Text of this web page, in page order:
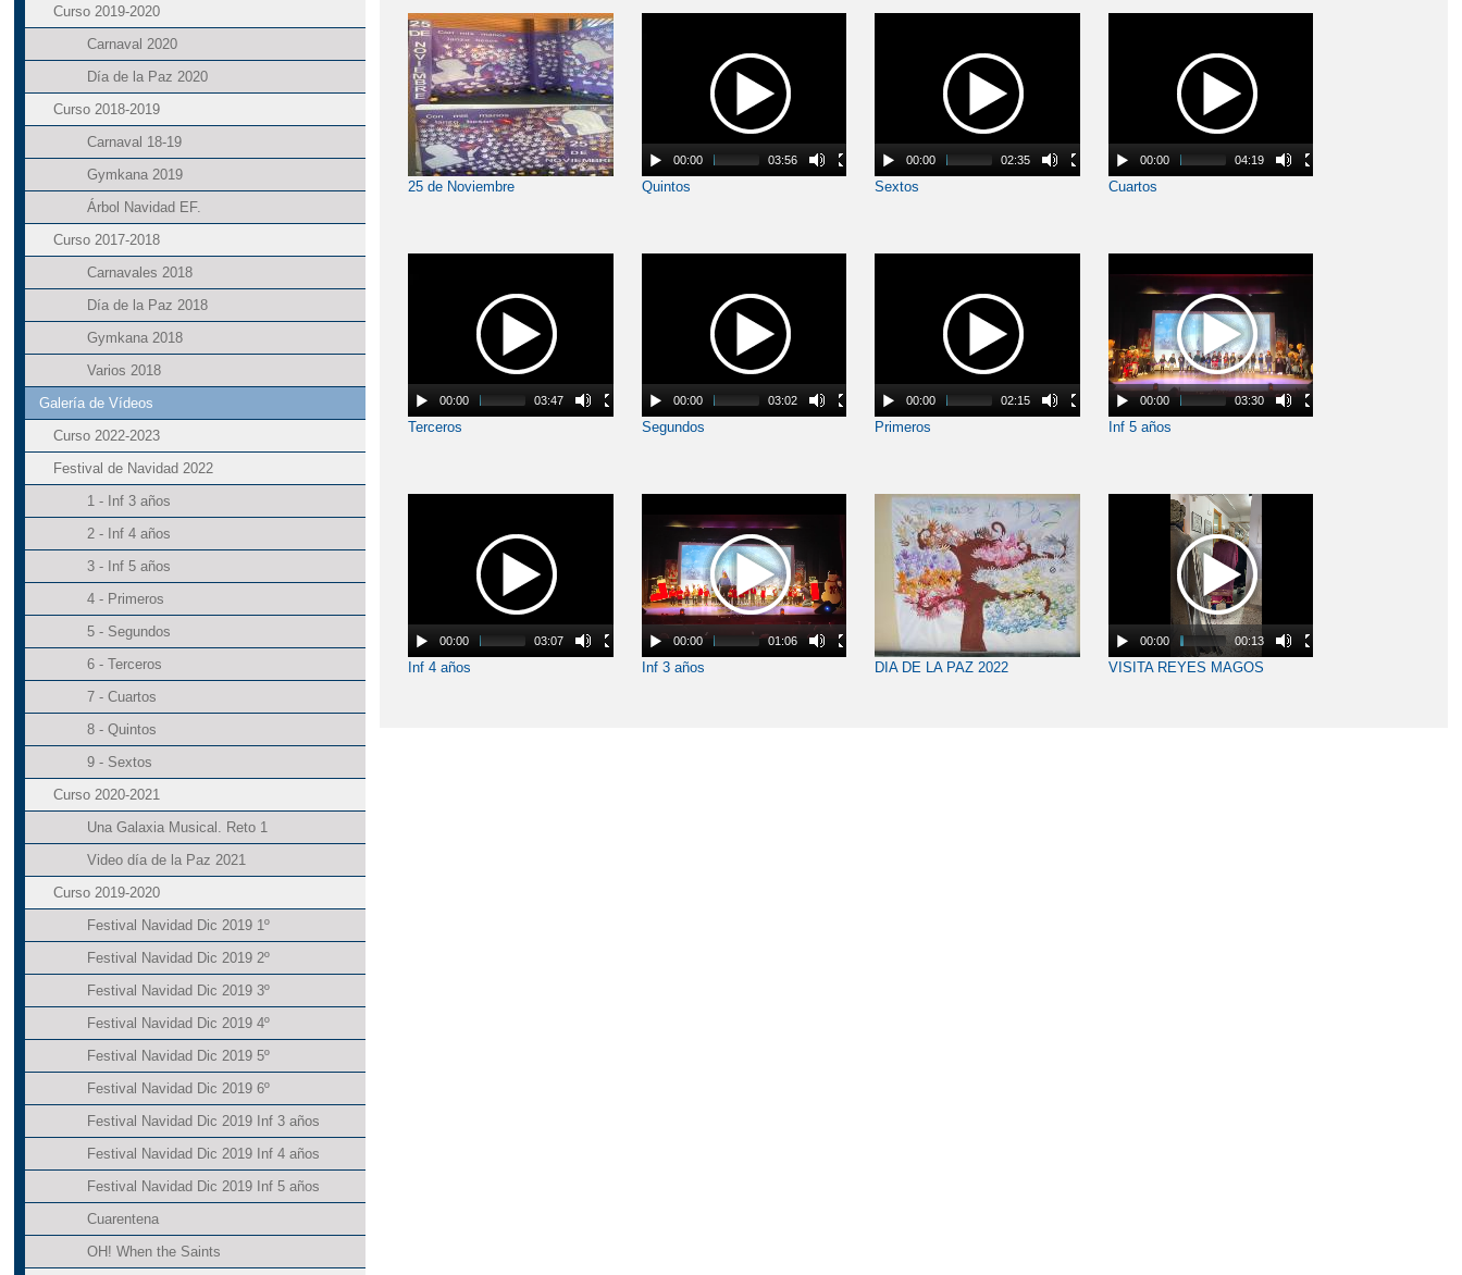
Curso 2019-2020
Carnaval 2020
Día de la Paz 2020
Curso 2018-2019
Carnaval 18-19
Gymkana 2019
Árbol Navidad EF.
Curso 2017-2018
Carnavales 2018
Día de la Paz 2018
Gymkana 2018
Varios 2018
Galería de Vídeos
Curso 2022-2023
Festival de Navidad 2022
1 - Inf 3 años
2 - Inf 4 años
3 - Inf 5 años
4 - Primeros
5 - Segundos
6 - Terceros
7 - Cuartos
8 - Quintos
9 - Sextos
Curso 2020-2021
Una Galaxia Musical. Reto 1
Video día de la Paz 2021
Curso 2019-2020
Festival Navidad Dic 2019 1º
Festival Navidad Dic 2019 2º
Festival Navidad Dic 2019 3º
Festival Navidad Dic 2019 4º
Festival Navidad Dic 2019 5º
Festival Navidad Dic 2019 6º
Festival Navidad Dic 2019 Inf 3 años
Festival Navidad Dic 2019 Inf 4 años
Festival Navidad Dic 2019 Inf 5 años
Cuarentena
OH! When the Saints
25 de Noviembre
00:00 03:56
Quintos
00:00 02:35
Sextos
00:00 04:19
Cuartos
00:00 03:47
Terceros
00:00 03:02
Segundos
00:00 02:15
Primeros
00:00 03:30
Inf 5 años
00:00 03:07
Inf 4 años
00:00 01:06
Inf 3 años DIA DE LA PAZ 2022
00:00 00:13
VISITA REYES MAGOS